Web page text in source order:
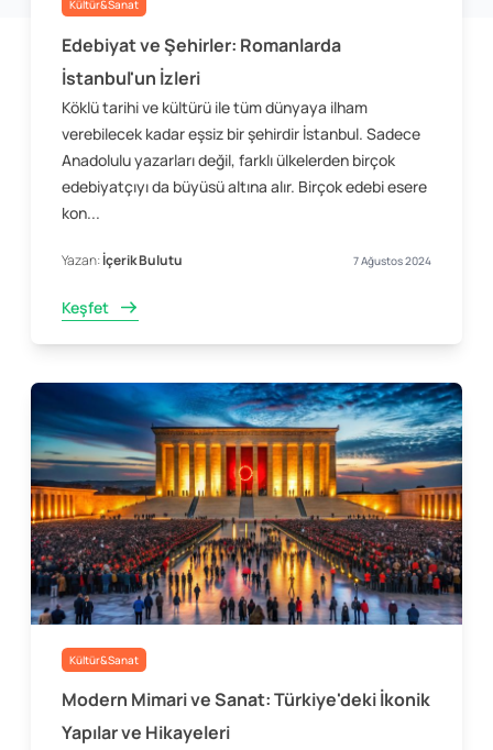
Kültür&Sanat
Edebiyat ve Şehirler: Romanlarda
İstanbul'un İzleri
Köklü tarihi ve kültürü ile tüm dünyaya ilham
verebilecek kadar eşsiz bir şehirdir İstanbul. Sadece
Anadolulu yazarları değil, farklı ülkelerden birçok
edebiyatçıyı da büyüsü altına alır. Birçok edebi esere
kon...
Yazan:İçerik Bulutu 7 Ağustos 2024
Keşfet
Kültür&Sanat
Modern Mimari ve Sanat: Türkiye'deki İkonik
Yapılar ve Hikayeleri